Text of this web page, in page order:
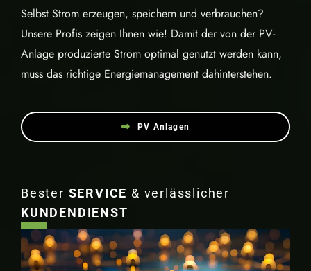
Selbst Strom erzeugen, speichern und verbrauchen?
Unsere Profis zeigen Ihnen wie! Damit der von der PV-
Anlage produzierte Strom optimal genutzt werden kann,
muss das richtige Energiemanagement dahinterstehen.
PV Anlagen
Bester SERVICE & verlässlicher
KUNDENDIENST